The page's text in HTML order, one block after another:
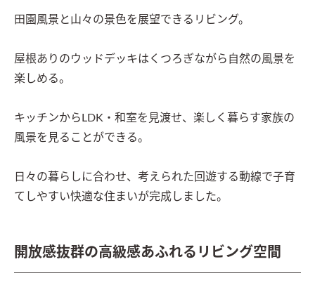
田園風景と山々の景色を展望できるリビング。
屋根ありのウッドデッキはくつろぎながら自然の風景を
楽しめる。
キッチンからLDK・和室を見渡せ、楽しく暮らす家族の
風景を見ることができる。
日々の暮らしに合わせ、考えられた回遊する動線で子育
てしやすい快適な住まいが完成しました。
開放感抜群の高級感あふれるリビング空間